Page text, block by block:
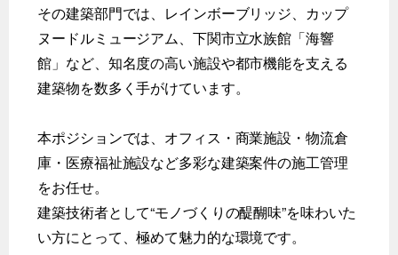
その建築部門では、レインボーブリッジ、カップ
ヌードルミュージアム、下関市立水族館「海響
館」など、知名度の高い施設や都市機能を支える
建築物を数多く手がけています。
本ポジションでは、オフィス・商業施設・物流倉
庫・医療福祉施設など多彩な建築案件の施工管理
をお任せ。
建築技術者として“モノづくりの醍醐味”を味わいた
い方にとって、極めて魅力的な環境です。